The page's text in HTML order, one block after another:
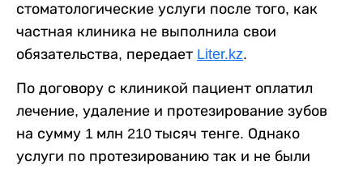
стоматологические услуги после того, как
частная клиника не выполнила свои
обязательства, передает Liter.kz.
По договору с клиникой пациент оплатил
лечение, удаление и протезирование зубов
на сумму 1 млн 210 тысяч тенге. Однако
услуги по протезированию так и не были